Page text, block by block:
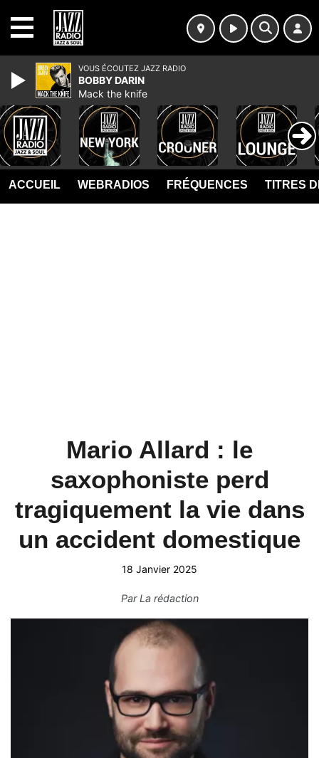
ACCUEIL WEBRADIOS FRÉQUENCES TITRES
Mario Allard : le
saxophoniste perd
tragiquement la vie dans
un accident domestique
18 Janvier 2025
ParLa rédaction
VOUS ÉCOUTEZ JAZZ RADIO
BOBBY DARIN
Mack the knife